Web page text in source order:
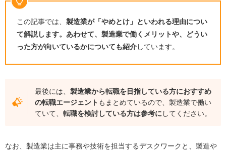
この記事では、 製造業が「やめとけ」といわれる理由につい
て解説します。あわせて、製造業で働くメリットや、どうい
った方が向いているかについても紹介しています。
最後には、製造業から転職を目指している方におすすめ
の転職エージェント もまとめているので、製造業で働い
ていて、転職を検討している方は参考に してください。
なお、製造業は主に事務や技術を担当するデスクワークと、製造や